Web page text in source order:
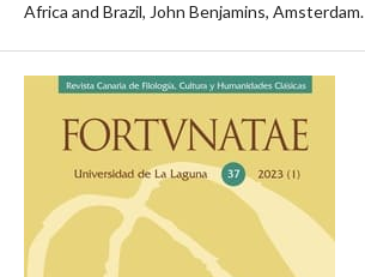
Africa and Brazil, John Benjamins, Amsterdam.